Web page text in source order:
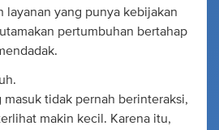
layanan yang punya kebijakan
pertumbuhan bertahap
masuk tidak pernah berinteraksi,
makin kecil. Karena itu,